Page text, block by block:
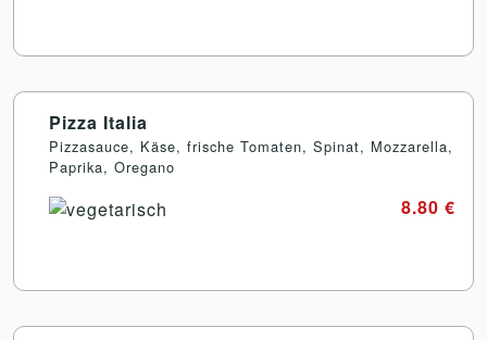
Pizza Italia
Pizzasauce, Käse, frische Tomaten, Spinat, Mozzarella,
Paprika, Oregano
8.80 €